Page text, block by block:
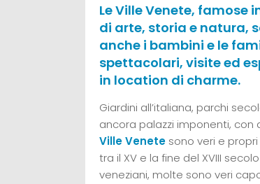
Le Ville Venete,
di arte, storia e natura,
anche i bambini e le
spettacolari, visite ed
in location di charme.
Giardini all’italiana, parchi
ancora palazzi imponenti, con
Ville Venete sono veri e propri
tra il XV e la fine del XVIII
veneziani, molte sono veri